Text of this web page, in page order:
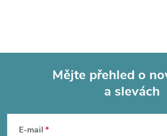
Mějte přehled o
a slevách
E-mail